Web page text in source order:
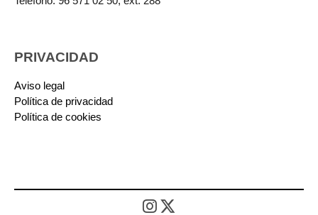
PRIVACIDAD
Aviso legal
Política de privacidad
Política de cookies